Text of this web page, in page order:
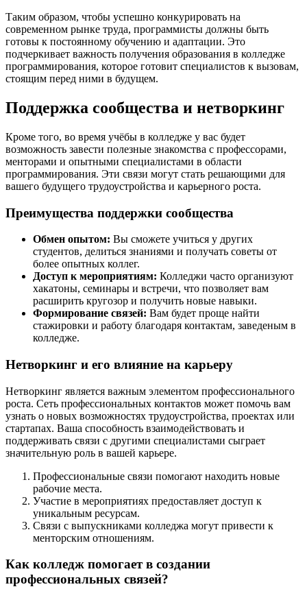
Таким образом, чтобы успешно конкурировать на
современном рынке труда, программисты должны быть
готовы к постоянному обучению и адаптации. Это
подчеркивает важность получения образования в колледже
программирования, которое готовит специалистов к вызовам,
стоящим перед ними в будущем.
Поддержка сообщества и нетворкинг
Кроме того, во время учёбы в колледже у вас будет
возможность завести полезные знакомства с профессорами,
менторами и опытными специалистами в области
программирования. Эти связи могут стать решающими для
вашего будущего трудоустройства и карьерного роста.
Преимущества поддержки сообщества
Обмен опытом: Вы сможете учиться у других
студентов, делиться знаниями и получать советы от
более опытных коллег.
Доступ к мероприятиям: Колледжи часто организуют
хакатоны, семинары и встречи, что позволяет вам
расширить кругозор и получить новые навыки.
Формирование связей: Вам будет проще найти
стажировки и работу благодаря контактам, заведеным в
колледже.
Нетворкинг и его влияние на карьеру
Нетворкинг является важным элементом профессионального
роста. Сеть профессиональных контактов может помочь вам
узнать о новых возможностях трудоустройства, проектах или
стартапах. Ваша способность взаимодействовать и
поддерживать связи с другими специалистами сыграет
значительную роль в вашей карьере.
Профессиональные связи помогают находить новые
рабочие места.
Участие в мероприятиях предоставляет доступ к
уникальным ресурсам.
Связи с выпускниками колледжа могут привести к
менторским отношениям.
Как колледж помогает в создании
профессиональных связей?